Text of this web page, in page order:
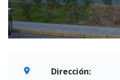
Dirección: